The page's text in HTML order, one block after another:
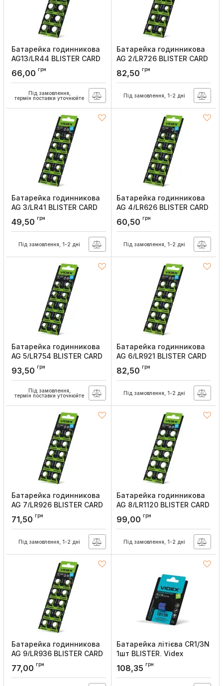
Батарейка годинникова
AG13/LR44 BLISTER CARD
10 шт, Videx
Артикул:
66,00 грн
Під замовлення,
термін поставки уточнюйте
Батарейка годинникова
AG 2/LR726 BLISTER CARD
10 шт, Videx
Артикул:
82,50 грн
Під замовлення, 1-2 дні
Батарейка годинникова
AG 3/LR41 BLISTER CARD
10 шт, Videx
Артикул:
49,50 грн
Під замовлення, 1-2 дні
Батарейка годинникова
AG 4/LR626 BLISTER CARD
10 шт, Videx
Артикул:
60,50 грн
Під замовлення, 1-2 дні
Батарейка годинникова
AG 5/LR754 BLISTER CARD
10 шт, Videx
Артикул:
93,50 грн
Під замовлення,
термін поставки уточнюйте
Батарейка годинникова
AG 6/LR921 BLISTER CARD
10 шт, Videx
Артикул:
82,50 грн
Під замовлення, 1-2 дні
Батарейка годинникова
AG 7/LR926 BLISTER CARD
10 шт, Videx
Артикул:
71,50 грн
Під замовлення, 1-2 дні
Батарейка годинникова
AG 8/LR1120 BLISTER CARD
10 шт, Videx
Артикул:
99,00 грн
Під замовлення, 1-2 дні
Батарейка годинникова
AG 9/LR936 BLISTER CARD
10 шт, Videx
Артикул:
77,00 грн
Батарейка літієва CR1/3N
1шт BLISTER, Videx
Артикул:CR1/3N 1pc
108,35 грн